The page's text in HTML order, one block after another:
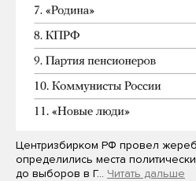
Центризбирком РФ провел
определились места
до выборов в Г… Читать дальше